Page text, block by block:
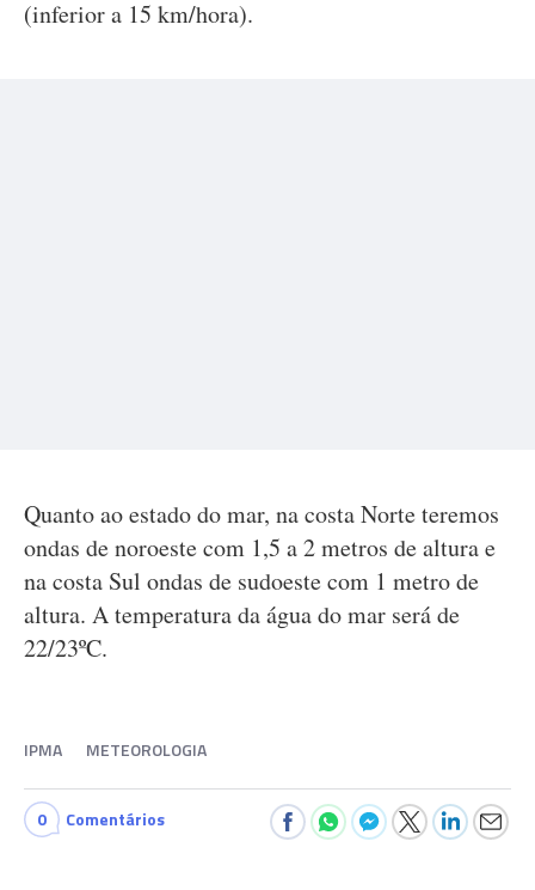
(inferior a 15 km/hora).
Quanto ao estado do mar, na costa Norte teremos
ondas de noroeste com 1,5 a 2 metros de altura e
na costa Sul ondas de sudoeste com 1 metro de
altura. A temperatura da água do mar será de
22/23ºC.
IPMA METEOROLOGIA
0 Comentários